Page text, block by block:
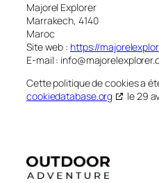
Majorel Explorer
Marrakech, 4140
Maroc
Site web : https://
E-mail : info@
Cette politique de cookies a
cookiedatabase.org
le 29